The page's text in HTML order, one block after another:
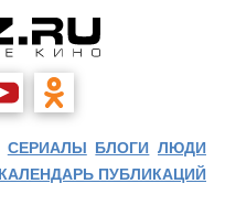
СЕРИАЛЫ БЛОГИ ЛЮДИ
КАЛЕНДАРЬ ПУБЛИКАЦИЙ